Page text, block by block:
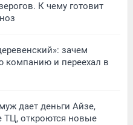
К чему готовит
зачем
компанию и переехал в
дает деньги Айзе,
ТЦ, откроются новые